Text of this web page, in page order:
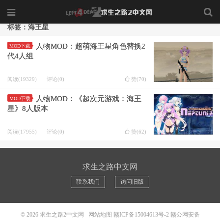
标签：海王星
MOD下载
人物MOD：超萌海王星角色替换2
代4人组
阅读(19329) 评论(0) 赞(70)
MOD下载
人物MOD：《超次元游戏：海王
星》8人版本
阅读(17955) 评论(0) 赞(62)
求生之路中文网
联系我们 访问旧版
© 2026 求生之路2中文网 网站地图 赣ICP备15004613号-2 赣公网安备